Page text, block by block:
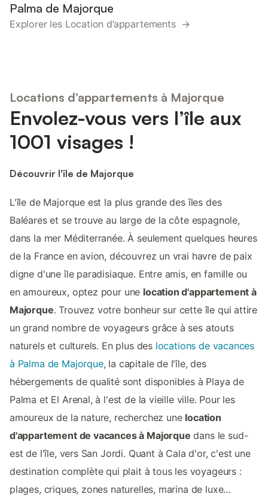
Palma de Majorque
Explorer les Location d’appartements →
Locations d’appartements à Majorque
Envolez-vous vers l’île aux
1001 visages !
Découvrir l'île de Majorque
L'île de Majorque est la plus grande des îles des
Baléares et se trouve au large de la côte espagnole,
dans la mer Méditerranée. À seulement quelques heures
de la France en avion, découvrez un vrai havre de paix
digne d'une île paradisiaque. Entre amis, en famille ou
en amoureux, optez pour une location d'appartement à
Majorque. Trouvez votre bonheur sur cette île qui attire
un grand nombre de voyageurs grâce à ses atouts
naturels et culturels. En plus des locations de vacances
à Palma de Majorque, la capitale de l'île, des
hébergements de qualité sont disponibles à Playa de
Palma et El Arenal, à l'est de la vieille ville. Pour les
amoureux de la nature, recherchez une location
d'appartement de vacances à Majorque dans le sud-
est de l'île, vers San Jordi. Quant à Cala d'or, c'est une
destination complète qui plait à tous les voyageurs :
plages, criques, zones naturelles, marina de luxe…